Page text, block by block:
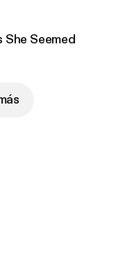
She Seemed